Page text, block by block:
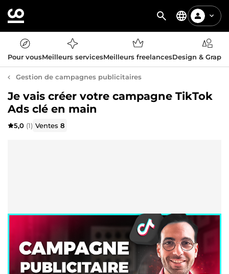
Pour vousMeilleurs servicesMeilleurs freelancesDesign &
Gestion de campagnes publicitaires
Je vais créer votre campagne TikTok
Ads clé en main
5,0 (1) Ventes8